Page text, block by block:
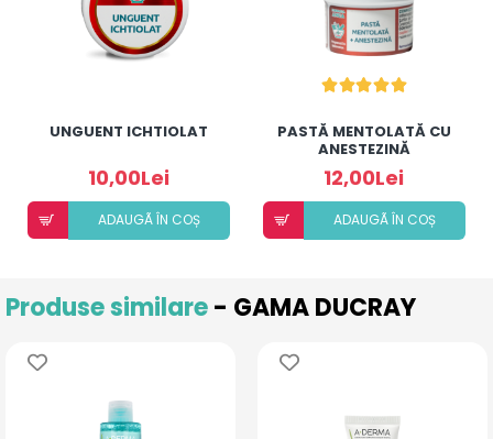
UNGUENT ICHTIOLAT
10,00Lei
ADAUGÃ ÎN COȘ
PASTĂ MENTOLATĂ CU
ANESTEZINĂ
12,00Lei
ADAUGÃ ÎN COȘ
Produse similare- GAMA DUCRAY